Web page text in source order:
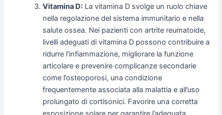
Vitamina D: La vitamina D svolge un ruolo chiave
nella regolazione del sistema immunitario e nella
salute ossea. Nei pazienti con artrite reumatoide,
livelli adeguati di vitamina D possono contribuire a
ridurre l’infiammazione, migliorare la funzione
articolare e prevenire complicanze secondarie
come l’osteoporosi, una condizione
frequentemente associata alla malattia e all’uso
prolungato di cortisonici. Favorire una corretta